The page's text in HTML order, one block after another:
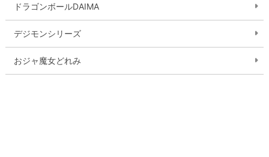
ドラゴンボールDAIMA
デジモンシリーズ
おジャ魔女どれみ